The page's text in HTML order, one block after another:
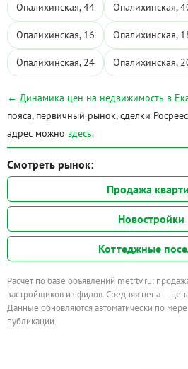
Опалихинская, 44 Опалихинская,
Опалихинская, 16 Опалихинская,
Опалихинская, 24 Опалихинская,
← Динамика цен на недвижимость в
пояса, первичный рынок, сделки
адрес можно здесь.
Смотреть рынок:
Продажа
Коттеджные
Расчёт по базе объявлений metrtv.ru:
застройщиков из фидов. Средняя цена —
Данные обновляются автоматически по
публикации.